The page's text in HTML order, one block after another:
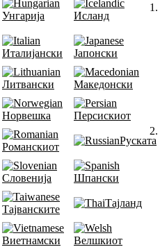
Унгарија Исланд
Италијански Јапонски
Литвански Македонски
Норвешка Персискиот
Романскиот
Руската
Словенија Шпански
Тајванските
Тајланд
Виетнамски Велшкиот